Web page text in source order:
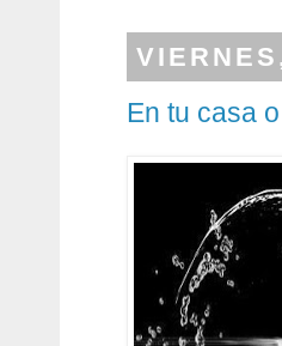
En tu casa